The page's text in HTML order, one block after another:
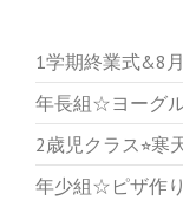
1学期終業式&8
年長組☆ヨーグ
2歳児クラス⭐︎寒
年少組☆ピザ作